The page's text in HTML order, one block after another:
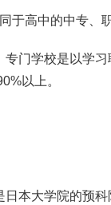
于高中的中专、
门学校是以学
以上。
本大学院的预科